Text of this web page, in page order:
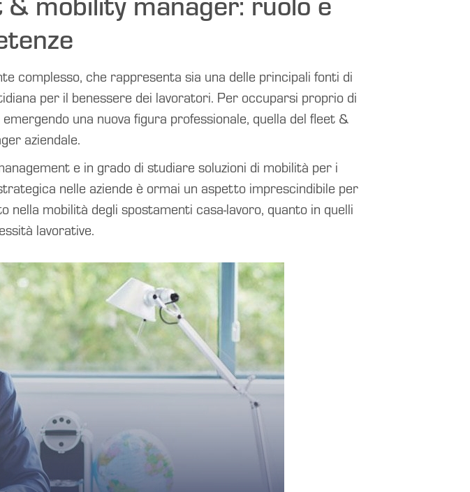
complesso, che rappresenta sia una delle principali fonti di
per il benessere dei lavoratori. Per occuparsi proprio di
una nuova figura professionale, quella del fleet &
aziendale.
e in grado di studiare soluzioni di mobilità per i
nelle aziende è ormai un aspetto imprescindibile per
mobilità degli spostamenti casa-lavoro, quanto in quelli
lavorative.